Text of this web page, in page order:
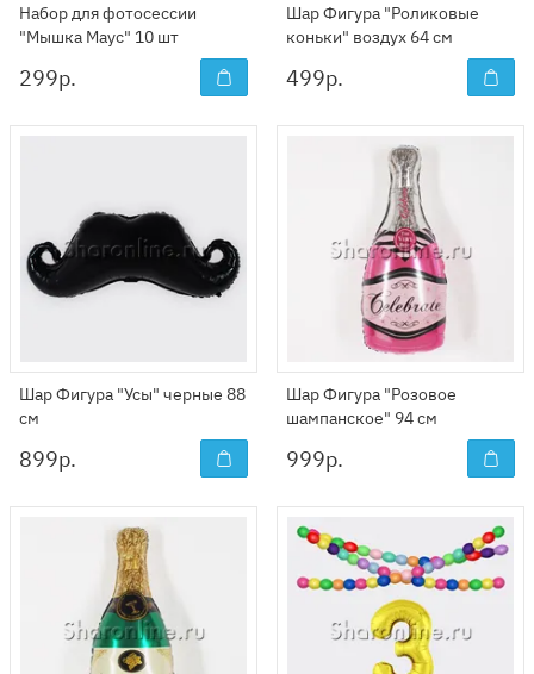
Набор для фотосессии
"Мышка Маус" 10 шт
299р.
Шар Фигура "Роликовые
коньки" воздух 64 см
499р.
Шар Фигура "Усы" черные 88
см
899р.
Шар Фигура "Розовое
шампанское" 94 см
999р.